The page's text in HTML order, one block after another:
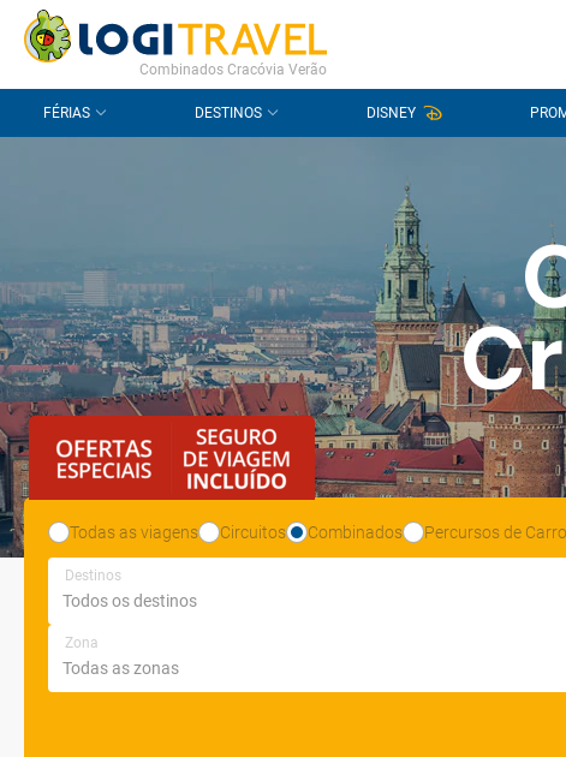
CONTACTO PERGUNTAS FREQUENTES
Combinados Cracóvia Verão
FÉRIAS DESTINOS DISNEY
Todas as viagens Circuitos Combinados Percursos de Carro
Destinos
Zona